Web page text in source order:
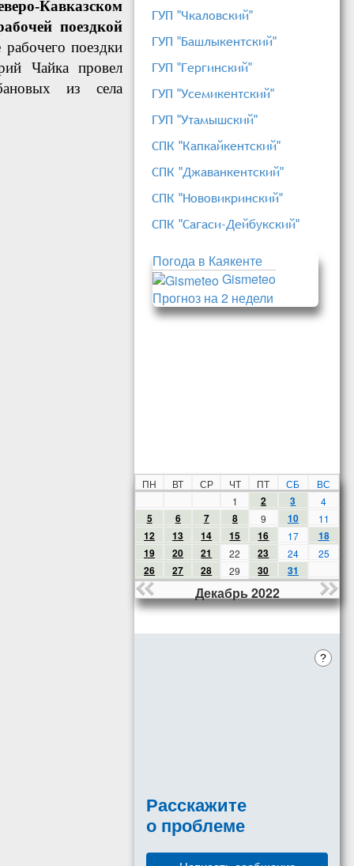
Кавказском
поездкой
поездки
Чайка провел
из села
ГУП "Чкаловский"
ГУП "Башлыкентский"
ГУП "Гергинский"
ГУП "Усемикентский"
ГУП "Утамышский"
СПК "Капкайкентский"
СПК "Джаванкентский"
СПК "Нововикринский"
СПК "Сагаси-Дейбукский"
Погода в Каякенте
Gismeteo
Прогноз на 2 недели
ПН ВТ СР ЧТ ПТ СБ
ВС
1
2 3 4
5 6 7 8 9 10 11
12 13 14 15 16 17
18
19
20 21 22 23 24 25
26 27 28 29 30 31
Декабрь 2022
?
Расскажите
о проблеме